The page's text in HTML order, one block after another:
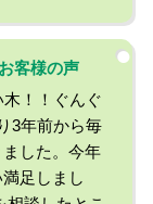
客様の声
！！ぐんぐ
3年前から毎
した。今年
足しまし